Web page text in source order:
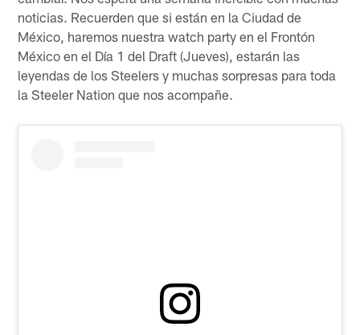
noticias. Recuerden que si están en la Ciudad de
México, haremos nuestra watch party en el Frontón
México en el Día 1 del Draft (Jueves), estarán las
leyendas de los Steelers y muchas sorpresas para toda
la Steeler Nation que nos acompañe.